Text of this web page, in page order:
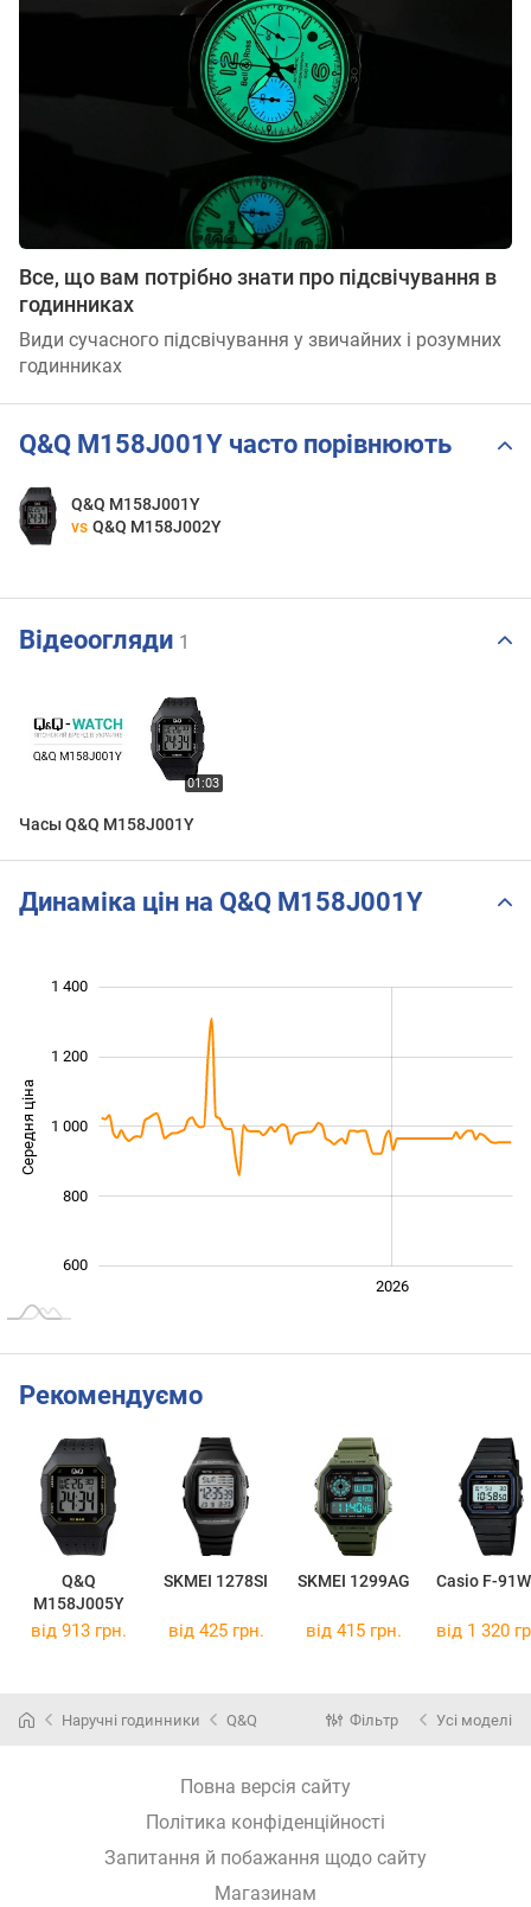
Все, що вам потрібно знати про підсвічування в
годинниках
Види сучасного підсвічування у звичайних і розумних
годинниках
Q&Q M158J001Y часто порівнюють
Q&Q M158J001Y
vs Q&Q M158J002Y
Відеоогляди 1
Часы Q&Q M158J001Y
Динаміка цін на Q&Q M158J001Y
Середня ціна 1 000
600
800
1 000
1 200
1 400
2026
Рекомендуємо
Q&Q
M158J005Y
SKMEI 1278SI SKMEI 1299AG Casio F-
від 913 грн. від 425 грн. від 415 грн. від 1 320
Наручні годинники Q&Q Фільтр Усі моделі
Повна версія сайту
Політика конфіденційності
Запитання й побажання щодо сайту
Магазинам